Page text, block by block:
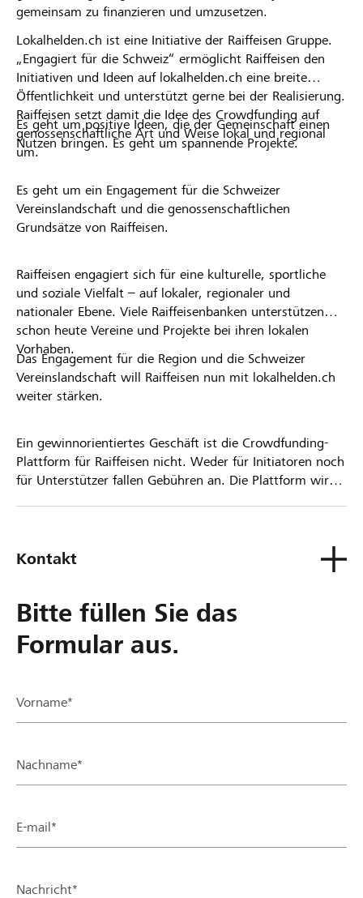
gemeinsam zu finanzieren und umzusetzen.
Lokalhelden.ch ist eine Initiative der Raiffeisen Gruppe.
„Engagiert für die Schweiz“ ermöglicht Raiffeisen den
Initiativen und Ideen auf lokalhelden.ch eine breite
Öffentlichkeit und unterstützt gerne bei der Realisierung.
Raiffeisen setzt damit die Idee des Crowdfunding auf
genossenschaftliche Art und Weise lokal und regional
um.
Es geht um positive Ideen, die der Gemeinschaft einen
Nutzen bringen. Es geht um spannende Projekte.
Es geht um ein Engagement für die Schweizer
Vereinslandschaft und die genossenschaftlichen
Grundsätze von Raiffeisen.
Raiffeisen engagiert sich für eine kulturelle, sportliche
und soziale Vielfalt – auf lokaler, regionaler und
nationaler Ebene. Viele Raiffeisenbanken unterstützen
schon heute Vereine und Projekte bei ihren lokalen
Vorhaben.
Das Engagement für die Region und die Schweizer
Vereinslandschaft will Raiffeisen nun mit lokalhelden.ch
weiter stärken.
Ein gewinnorientiertes Geschäft ist die Crowdfunding-
Plattform für Raiffeisen nicht. Weder für Initiatoren noch
für Unterstützer fallen Gebühren an. Die Plattform wird
Kontakt
Bitte füllen Sie das
Formular aus.
Vorname*
Nachname*
E-mail*
Nachricht*